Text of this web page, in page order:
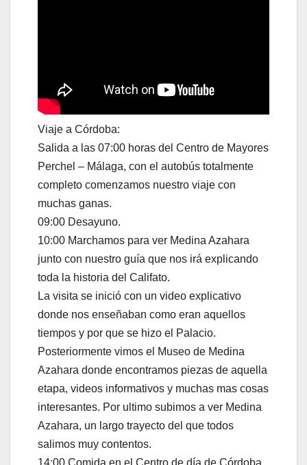
Viaje a Córdoba:
Salida a las 07:00 horas del Centro de Mayores
Perchel – Málaga, con el autobús totalmente
completo comenzamos nuestro viaje con
muchas ganas.
09:00 Desayuno.
10:00 Marchamos para ver Medina Azahara
junto con nuestro guía que nos irá explicando
toda la historia del Califato.
La visita se inició con un video explicativo
donde nos enseñaban como eran aquellos
tiempos y por que se hizo el Palacio.
Posteriormente vimos el Museo de Medina
Azahara donde encontramos piezas de aquella
etapa, videos informativos y muchas mas cosas
interesantes. Por ultimo subimos a ver Medina
Azahara, un largo trayecto del que todos
salimos muy contentos.